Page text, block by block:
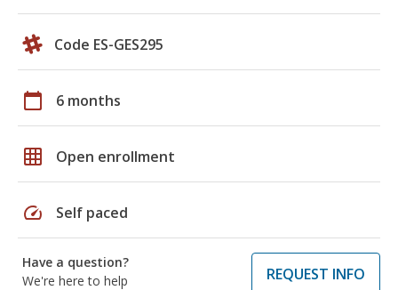
Code ES-GES295
calendar_today 6 months
grid_on Open enrollment
speed Self paced
Have a question?
We're here to help
REQUEST INFO